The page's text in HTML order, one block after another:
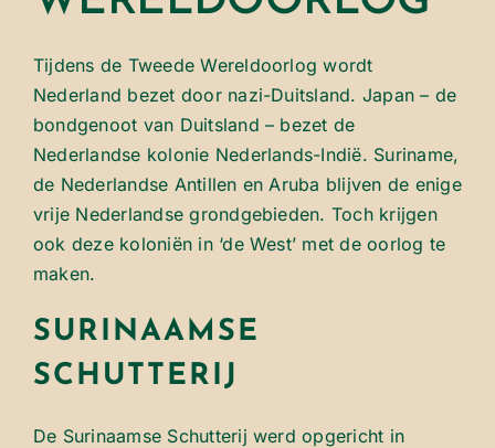
Tijdens de Tweede Wereldoorlog wordt
Nederland bezet door nazi-Duitsland. Japan – de
bondgenoot van Duitsland – bezet de
Nederlandse kolonie Nederlands-Indië. Suriname,
de Nederlandse Antillen en Aruba blijven de enige
vrije Nederlandse grondgebieden. Toch krijgen
ook deze koloniën in ‘de West’ met de oorlog te
maken.
SURINAAMSE
SCHUTTERIJ
De Surinaamse Schutterij werd opgericht in